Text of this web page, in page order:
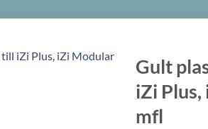
Gult
iZi Plus,
mfl